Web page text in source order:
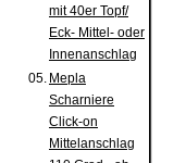
mit 40er Topf/
Eck- Mittel- oder
Innenanschlag
05. Mepla
Scharniere
Click-on
Mittelanschlag